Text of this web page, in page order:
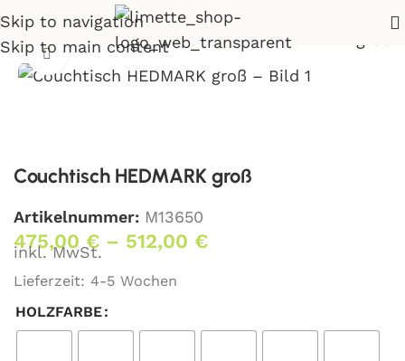
Skip to navigation
Skip to main content
> Couchtische >Couchtisch HEDMARK groß
Klick zum Vergrößern
Couchtisch HEDMARK groß
Artikelnummer: M13650
475,00 € – 512,00 €
inkl. MwSt.
Lieferzeit: 4-5 Wochen
HOLZFARBE